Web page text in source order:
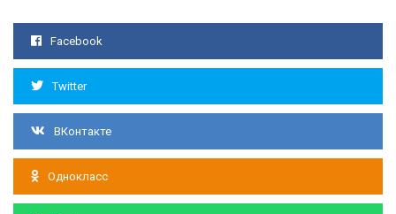
Facebook
Twitter
ВКонтакте
Однокласс